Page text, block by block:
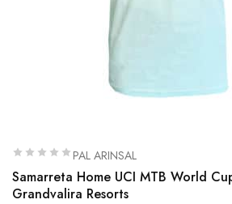
PAL ARINSAL
Samarreta Home UCI MTB World
Grandvalira Resorts